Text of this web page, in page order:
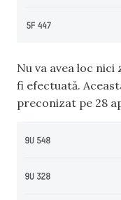
Nu va avea loc nici
fi efectuată.
preconizat pe 28